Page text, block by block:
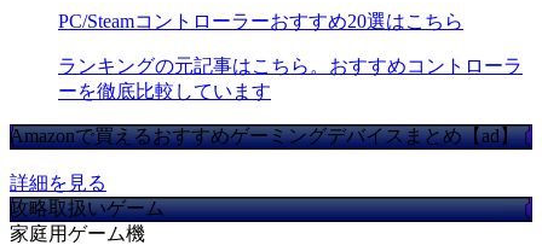
PC/Steamコントローラーおすすめ20選はこちら
ランキングの元記事はこちら。おすすめコントローラ
ーを徹底比較しています
Amazonで買えるおすすめゲーミングデバイスまとめ【ad】
詳細を見る
攻略取扱いゲーム
家庭用ゲーム機